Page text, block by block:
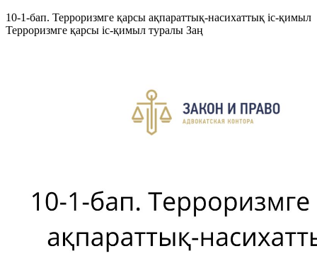
10-1-бап. Терроризмге қарсы ақпараттық-насихаттық іс-қимыл
Терроризмге қарсы іс-қимыл туралы Заң